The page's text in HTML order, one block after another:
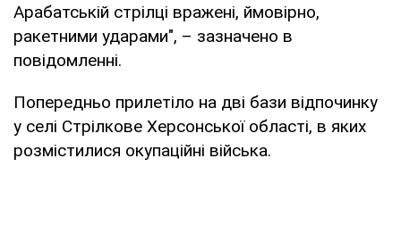
Арабатській стрілці вражені, ймовірно,
ракетними ударами", – зазначено в
повідомленні.
Попередньо прилетіло на дві бази відпочинку
у селі Стрілкове Херсонської області, в яких
розмістилися окупаційні війська.